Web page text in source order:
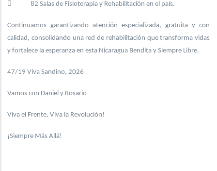
 82 Salas de Fisioterapia y Rehabilitación en el país.
Continuamos garantizando atención especializada, gratuita y con
calidad, consolidando una red de rehabilitación que transforma vidas
y fortalece la esperanza en esta Nicaragua Bendita y Siempre Libre.
47/19 Viva Sandino, 2026
Vamos con Daniel y Rosario
Viva el Frente, Viva la Revolución!
¡Siempre Más Allá!